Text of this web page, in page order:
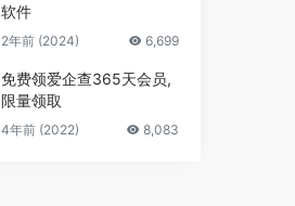
软件
2年前 (2024) 6,699
免费领爱企查365天会员,
限量领取
4年前 (2022) 8,083